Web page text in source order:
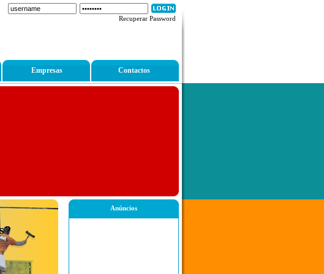
Recuperar Password
Empresas Contactos
Anúncios